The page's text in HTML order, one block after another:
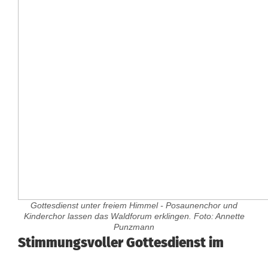
Gottesdienst unter freiem Himmel - Posaunenchor und
Kinderchor lassen das Waldforum erklingen. Foto: Annette
Punzmann
W
Stimmungsvoller Gottesdienst im